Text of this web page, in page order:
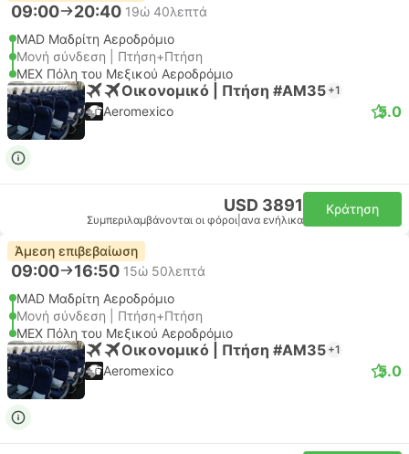
09:00 20:40 19ώ 40λεπτά
MAD Μαδρίτη Αεροδρόμιο
Μονή σύνδεση | Πτήση+Πτήση
MEX Πόλη του Μεξικού Αεροδρόμιο
Οικονομικό | Πτήση #AM35 +1
Aeromexico 5.0
USD 3891
Συμπεριλαμβάνονται οι φόροι ανα ενήλικα
Κράτηση
Άμεση επιβεβαίωση
09:00 16:50 15ώ 50λεπτά
MAD Μαδρίτη Αεροδρόμιο
Μονή σύνδεση | Πτήση+Πτήση
MEX Πόλη του Μεξικού Αεροδρόμιο
Οικονομικό | Πτήση #AM35 +1
Aeromexico 5.0